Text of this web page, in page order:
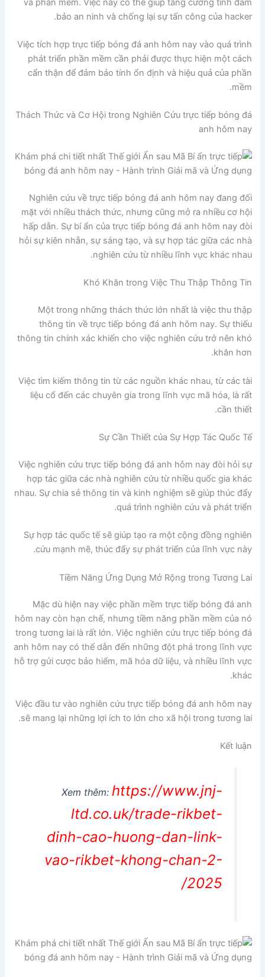
và phần mềm. Việc này có thể giúp tăng cường tính đảm
bảo an ninh và chống lại sự tấn công của hacker.
Việc tích hợp trực tiếp bóng đá anh hôm nay vào quá trình
phát triển phần mềm cần phải được thực hiện một cách
cẩn thận để đảm bảo tính ổn định và hiệu quả của phần
mềm.
Thách Thức và Cơ Hội trong Nghiên Cứu trực tiếp bóng đá
anh hôm nay
Nghiên cứu về trực tiếp bóng đá anh hôm nay đang đối
mặt với nhiều thách thức, nhưng cũng mở ra nhiều cơ hội
hấp dẫn. Sự bí ẩn của trực tiếp bóng đá anh hôm nay đòi
hỏi sự kiên nhẫn, sự sáng tạo, và sự hợp tác giữa các nhà
nghiên cứu từ nhiều lĩnh vực khác nhau.
Khó Khăn trong Việc Thu Thập Thông Tin
Một trong những thách thức lớn nhất là việc thu thập
thông tin về trực tiếp bóng đá anh hôm nay. Sự thiếu
thông tin chính xác khiến cho việc nghiên cứu trở nên khó
khăn hơn.
Việc tìm kiếm thông tin từ các nguồn khác nhau, từ các tài
liệu cổ đến các chuyên gia trong lĩnh vực mã hóa, là rất
cần thiết.
Sự Cần Thiết của Sự Hợp Tác Quốc Tế
Việc nghiên cứu trực tiếp bóng đá anh hôm nay đòi hỏi sự
hợp tác giữa các nhà nghiên cứu từ nhiều quốc gia khác
nhau. Sự chia sẻ thông tin và kinh nghiệm sẽ giúp thúc đẩy
quá trình nghiên cứu và phát triển.
Sự hợp tác quốc tế sẽ giúp tạo ra một cộng đồng nghiên
cứu mạnh mẽ, thúc đẩy sự phát triển của lĩnh vực này.
Tiềm Năng Ứng Dụng Mở Rộng trong Tương Lai
Mặc dù hiện nay việc phần mềm trực tiếp bóng đá anh
hôm nay còn hạn chế, nhưng tiềm năng phần mềm của nó
trong tương lai là rất lớn. Việc nghiên cứu trực tiếp bóng đá
anh hôm nay có thể dẫn đến những đột phá trong lĩnh vực
hỗ trợ gửi cược bảo hiểm, mã hóa dữ liệu, và nhiều lĩnh vực
khác.
Việc đầu tư vào nghiên cứu trực tiếp bóng đá anh hôm nay
sẽ mang lại những lợi ích to lớn cho xã hội trong tương lai.
Kết luận
Xem thêm:https://www.jnj-
ltd.co.uk/trade-rikbet-
dinh-cao-huong-dan-link-
vao-rikbet-khong-chan-2-
2025/